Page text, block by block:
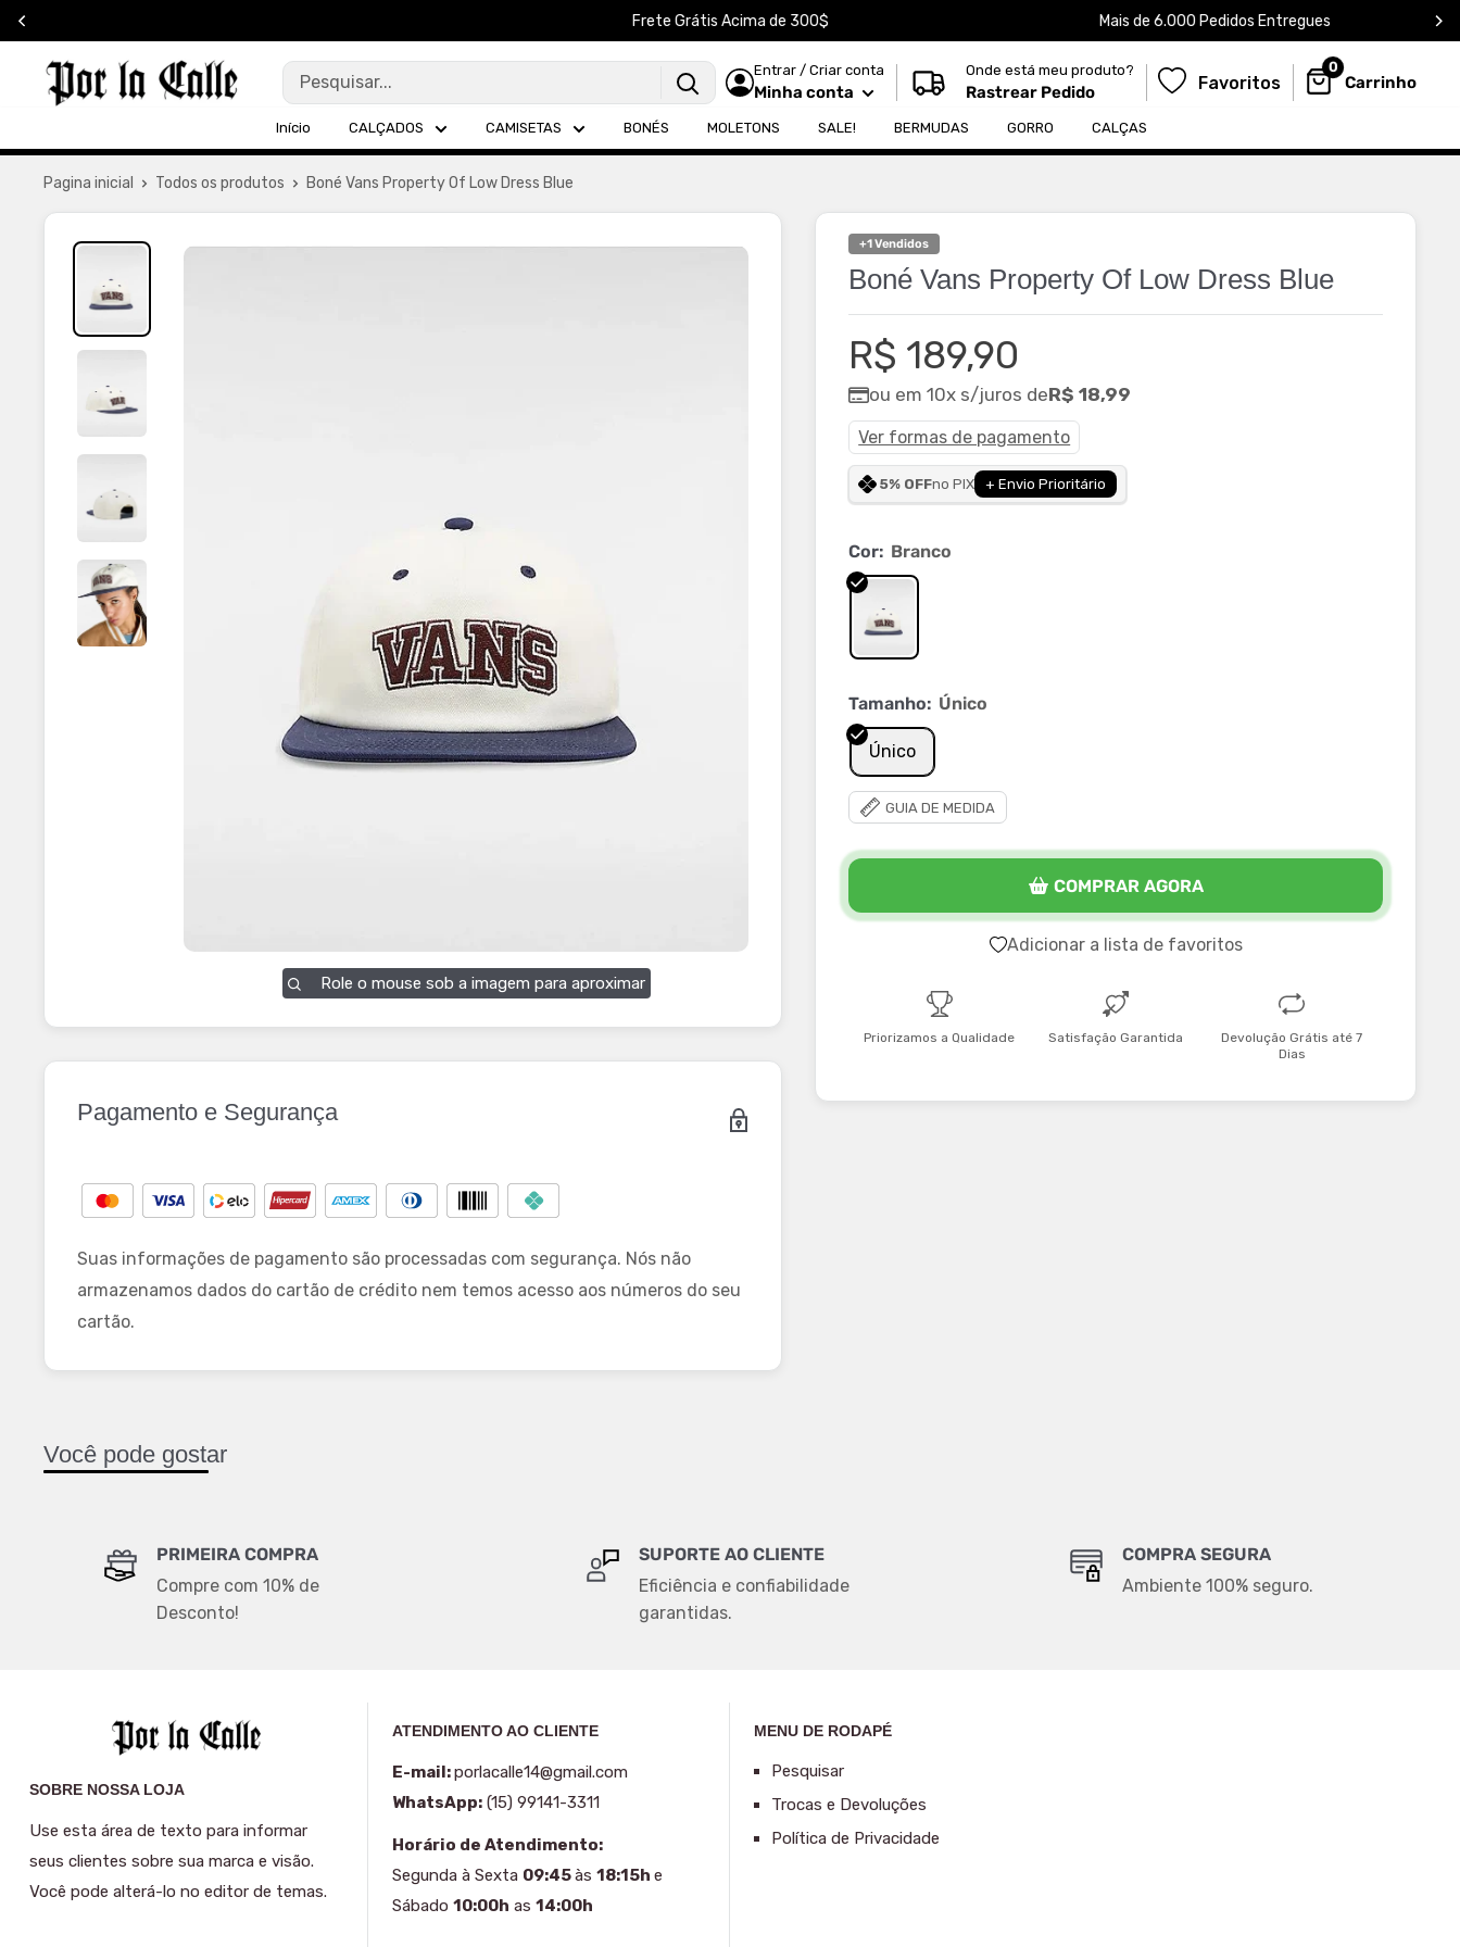
Pular
para
conteúdo
Mais de 6.000 Pedidos Entregues
Frete Grátis Acima de 300$
Por
La
Entrar / Criar conta
Minha conta
Onde está meu produto?
Rastrear Pedido Favoritos
0
Carrinho
Início CALÇADOS CAMISETAS BONÉS MOLETONS SALE! BERMUDAS GORRO CALÇAS
Pagina inicial Todos os produtos Boné Vans Property Of Low Dress Blue
Role o mouse sob a imagem para aproximar
+1 Vendidos
Boné Vans Property Of Low Dress Blue
Preço
promocional
R$ 189,90
ou em 10x s/juros deR$ 18,99
Ver formas de pagamento
5% OFFno PIX + Envio Prioritário
Cor: Branco
Tamanho: Único
Único
GUIA DE MEDIDA
COMPRAR AGORA
Adicionar a lista de favoritos
Priorizamos a Qualidade Satisfação Garantida
Devolução Grátis até 7
Dias
Pagamento e Segurança
Suas informações de pagamento são processadas com segurança. Nós não
armazenamos dados do cartão de crédito nem temos acesso aos números do seu
cartão.
Você pode gostar
PRIMEIRA COMPRA
Compre com 10% de
Desconto!
SUPORTE AO CLIENTE
Eficiência e confiabilidade
garantidas.
COMPRA SEGURA
Ambiente 100% seguro.
SOBRE NOSSA LOJA
Use esta área de texto para informar
seus clientes sobre sua marca e visão.
Você pode alterá-lo no editor de temas.
ATENDIMENTO AO CLIENTE
E-mail:porlacalle14@gmail.com
WhatsApp:(15) 99141-3311
Horário de Atendimento:
Segunda à Sexta 09:45às 18:15h e
Sábado 10:00h as 14:00h
MENU DE RODAPÉ
Pesquisar
Trocas e Devoluções
Política de Privacidade